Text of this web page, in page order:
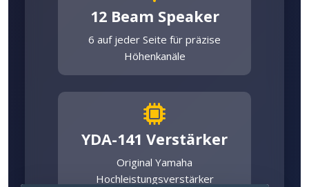
12 Beam Speaker
6 auf jeder Seite für präzise
Höhenkanäle
YDA-141 Verstärker
Original Yamaha
Hochleistungsverstärker